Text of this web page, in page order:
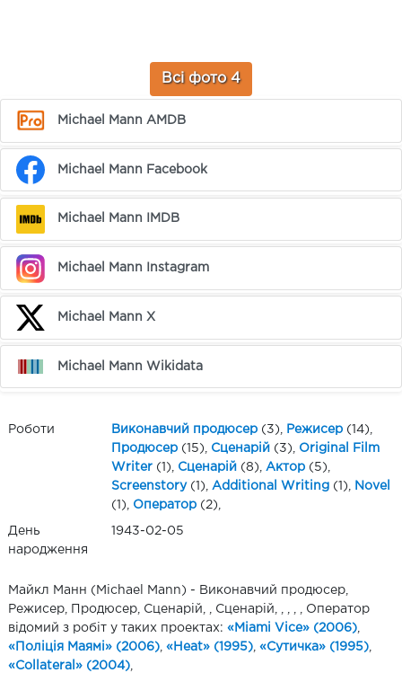
Всі фото 4
Michael Mann AMDB
Michael Mann Facebook
Michael Mann IMDB
Michael Mann Instagram
Michael Mann X
Michael Mann Wikidata
Роботи Виконавчий продюсер (3), Режисер (14),
Продюсер (15), Сценарій (3), Original Film
Writer (1), Сценарій (8), Актор (5),
Screenstory(1), Additional Writing (1),
Novel
(1), Оператор (2),
День
народження
1943-02-05
Майкл Манн (Michael Mann) - Виконавчий продюсер,
Режисер, Продюсер, Сценарій, , Сценарій, , , , , Оператор
відомий з робіт у таких проектах: «Miami Vice» (2006)
«Поліція Маямі» (2006) «Heat» (1995) «Сутичка» (1995)
«Collateral» (2004)